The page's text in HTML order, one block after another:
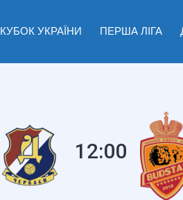
КУБОК УКРАЇНИ ПЕРША ЛІГА
12:00